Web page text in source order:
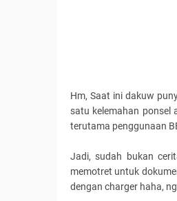
Hm, Saat ini dakuw
satu kelemahan ponsel
terutama penggunaan
Jadi, sudah bukan
memotret untuk
dengan charger haha,